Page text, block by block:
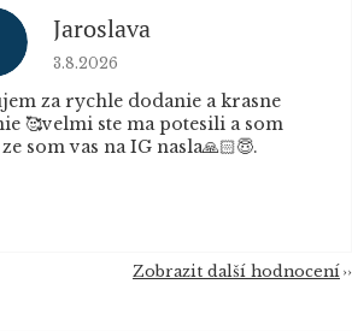
Jaroslava
Hodnocení obchodu je 5 z 5
3.8.2026
za rychle dodanie a krasne
🥰velmi ste ma potesili a som
som vas na IG nasla🙏🏻😇.
Zobrazit další hodnocení